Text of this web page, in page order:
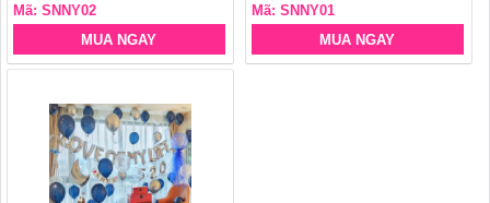
Mã: SNNY02
MUA NGAY
Mã: SNNY01
MUA NGAY